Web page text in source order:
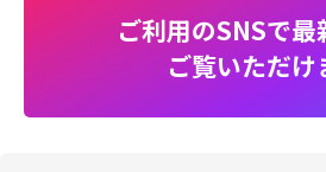
ご利用のSNSで最
ご覧いただけ